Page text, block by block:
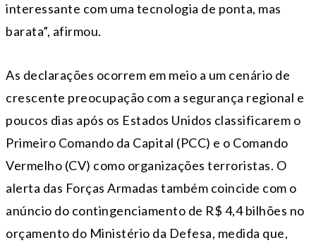
interessante com uma tecnologia de ponta, mas
barata”, afirmou.
As declarações ocorrem em meio a um cenário de
crescente preocupação com a segurança regional e
poucos dias após os Estados Unidos classificarem o
Primeiro Comando da Capital (PCC) e o Comando
Vermelho (CV) como organizações terroristas. O
alerta das Forças Armadas também coincide com o
anúncio do contingenciamento de R$ 4,4 bilhões no
orçamento do Ministério da Defesa, medida que,